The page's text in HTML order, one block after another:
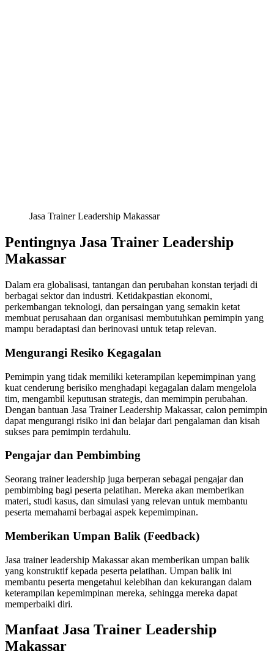
Jasa Trainer Leadership Makassar
Pentingnya Jasa Trainer Leadership
Makassar
Dalam era globalisasi, tantangan dan perubahan konstan terjadi di
berbagai sektor dan industri. Ketidakpastian ekonomi,
perkembangan teknologi, dan persaingan yang semakin ketat
membuat perusahaan dan organisasi membutuhkan pemimpin yang
mampu beradaptasi dan berinovasi untuk tetap relevan.
Mengurangi Resiko Kegagalan
Pemimpin yang tidak memiliki keterampilan kepemimpinan yang
kuat cenderung berisiko menghadapi kegagalan dalam mengelola
tim, mengambil keputusan strategis, dan memimpin perubahan.
Dengan bantuan Jasa Trainer Leadership Makassar, calon pemimpin
dapat mengurangi risiko ini dan belajar dari pengalaman dan kisah
sukses para pemimpin terdahulu.
Pengajar dan Pembimbing
Seorang trainer leadership juga berperan sebagai pengajar dan
pembimbing bagi peserta pelatihan. Mereka akan memberikan
materi, studi kasus, dan simulasi yang relevan untuk membantu
peserta memahami berbagai aspek kepemimpinan.
Memberikan Umpan Balik (Feedback)
Jasa trainer leadership Makassar akan memberikan umpan balik
yang konstruktif kepada peserta pelatihan. Umpan balik ini
membantu peserta mengetahui kelebihan dan kekurangan dalam
keterampilan kepemimpinan mereka, sehingga mereka dapat
memperbaiki diri.
Manfaat Jasa Trainer Leadership
Makassar